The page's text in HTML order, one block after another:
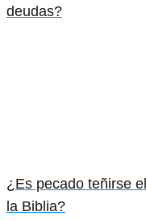
deudas?
¿Es pecado teñirse
la Biblia?